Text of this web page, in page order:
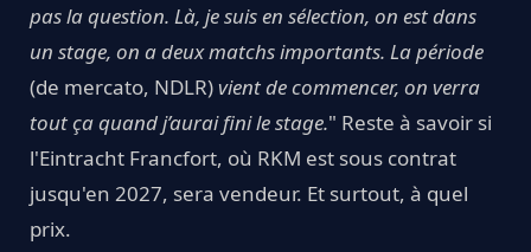
pas la question. Là, je suis en sélection, on est dans
un stage, on a deux matchs importants. La période
(de mercato, NDLR)vient de commencer, on verra
tout ça quand j’aurai fini le stage." Reste à savoir si
l'Eintracht Francfort, où RKM est sous contrat
jusqu'en 2027, sera vendeur. Et surtout, à quel
prix.